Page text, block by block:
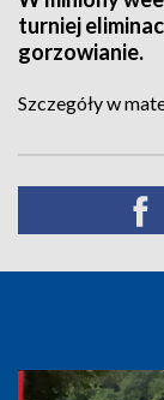
turniej
gorzowianie.
Szczegóły w